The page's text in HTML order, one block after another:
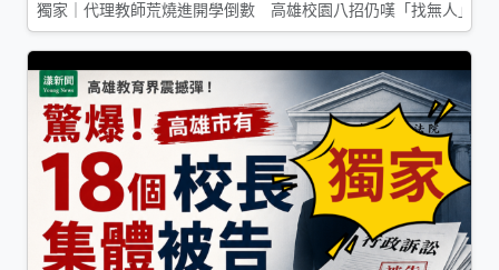
獨家｜代理教師荒燒進開學倒數 高雄校園八招仍嘆「找無人」